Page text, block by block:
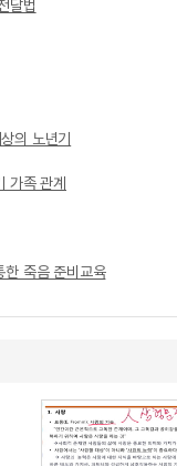
달법
의 노년기
가족 관계
한 죽음 준비교육